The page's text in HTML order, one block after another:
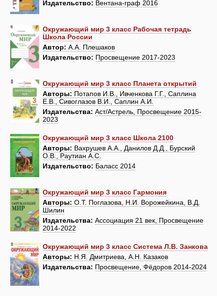
Издательство: Вентана-граф 2016
Окружающий мир 3 класс Рабочая тетрадь
Школа России
Автор: А.А. Плешаков
Издательство: Просвещение 2017-2023
Окружающий мир 3 класс Планета открытий
Авторы: Потапов И.В., Ивченкова Г.Г., Саплина
Е.В., Сивоглазов В.И., Саплин А.И.
Издательства: Аст/Астрель, Просвещение 2015-
2023
Окружающий мир 3 класс Школа 2100
Авторы: Вахрушев А.А., Данилов Д.Д., Бурский
О.В., Раутиан А.С.
Издательство: Баласс 2014
Окружающий мир 3 класс Гармония
Авторы: О.Т. Поглазова, Н.И. Ворожейкина, В.Д.
Шилин
Издательства: Ассоциация 21 век, Просвещение
2014-2022
Окружающий мир 3 класс Система Л.В. Занкова
Авторы: Н.Я. Дмитриева, А.Н. Казаков
Издательства: Просвещение, Фёдоров 2014-2024